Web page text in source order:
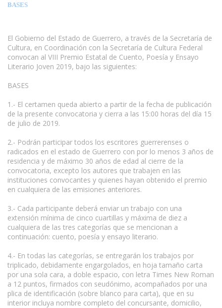
BASES
El Gobierno del Estado de Guerrero, a través de la Secretaría de
Cultura, en Coordinación con la Secretaría de Cultura Federal
convocan al VIII Premio Estatal de Cuento, Poesía y Ensayo
Literario Joven 2019, bajo las siguientes:
BASES
1.- El certamen queda abierto a partir de la fecha de publicación
de la presente convocatoria y cierra a las 15:00 horas del día 15
de julio de 2019.
2.- Podrán participar todos los escritores guerrerenses o
radicados en el estado de Guerrero con por lo menos 3 años de
residencia y de máximo 30 años de edad al cierre de la
convocatoria, excepto los autores que trabajen en las
instituciones convocantes y quienes hayan obtenido el premio
en cualquiera de las emisiones anteriores.
3.- Cada participante deberá enviar un trabajo con una
extensión mínima de cinco cuartillas y máxima de diez a
cualquiera de las tres categorías que se mencionan a
continuación: cuento, poesía y ensayo literario.
4.- En todas las categorías, se entregarán los trabajos por
triplicado, debidamente engargolados, en hoja tamaño carta
por una sola cara, a doble espacio, con letra Times New Roman
a 12 puntos, firmados con seudónimo, acompañados por una
plica de identificación (sobre blanco para carta), que en su
interior incluya nombre completo del concursante, domicilio,